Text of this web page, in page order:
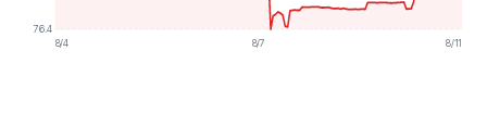
76.4
8/4
8/7 8/11